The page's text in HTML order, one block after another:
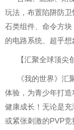
玩法，布置陷阱防
石类组件、命令方
的电路系统、超乎想
【汇聚全球顶尖
《我的世界》
体验，为青少年打
健康成长！无论是
或紧张刺激的PVP